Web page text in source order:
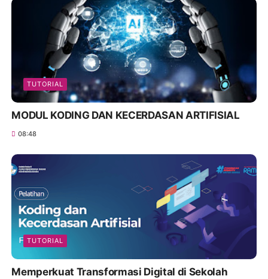
TUTORIAL
MODUL KODING DAN KECERDASAN ARTIFISIAL
08:48
TUTORIAL
Memperkuat Transformasi Digital di Sekolah